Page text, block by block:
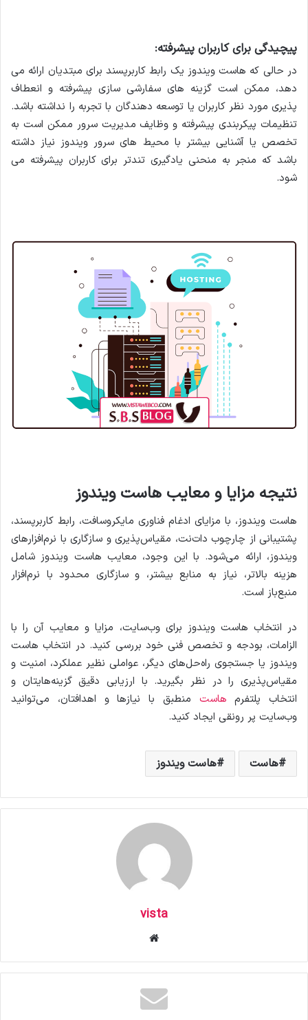
پیچیدگی برای کاربران پیشرفته:
در حالی که هاست ویندوز یک رابط کاربرپسند برای مبتدیان ارائه می
دهد، ممکن است گزینه های سفارشی سازی پیشرفته و انعطاف
پذیری مورد نظر کاربران یا توسعه دهندگان با تجربه را نداشته باشد.
تنظیمات پیکربندی پیشرفته و وظایف مدیریت سرور ممکن است به
تخصص یا آشنایی بیشتر با محیط های سرور ویندوز نیاز داشته
باشد که منجر به منحنی یادگیری تندتر برای کاربران پیشرفته می
شود.
نتیجه مزایا و معایب هاست ویندوز
هاست ویندوز، با مزایای ادغام فناوری مایکروسافت، رابط کاربرپسند،
پشتیبانی از چارچوب دات‌نت، مقیاس‌پذیری و سازگاری با نرم‌افزارهای
ویندوز، ارائه می‌شود. با این وجود، معایب هاست ویندوز شامل
هزینه بالاتر، نیاز به منابع بیشتر، و سازگاری محدود با نرم‌افزار
منبع‌باز است.
در انتخاب هاست ویندوز برای وب‌سایت، مزایا و معایب آن را با
الزامات، بودجه و تخصص فنی خود بررسی کنید. در انتخاب هاست
ویندوز یا جستجوی راه‌حل‌های دیگر، عواملی نظیر عملکرد، امنیت و
مقیاس‌پذیری را در نظر بگیرید. با ارزیابی دقیق گزینه‌هایتان و
انتخاب پلتفرم هاست منطبق با نیازها و اهدافتان، می‌توانید
وب‌سایت پر رونقی ایجاد کنید.
هاست هاست ویندوز
vista
ت